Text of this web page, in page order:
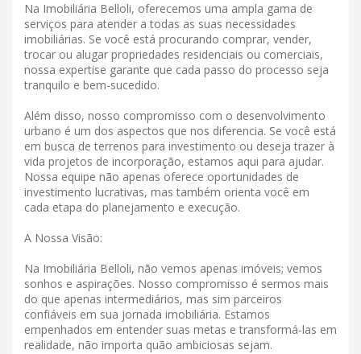
Na Imobiliária Belloli, oferecemos uma ampla gama de
serviços para atender a todas as suas necessidades
imobiliárias. Se você está procurando comprar, vender,
trocar ou alugar propriedades residenciais ou comerciais,
nossa expertise garante que cada passo do processo seja
tranquilo e bem-sucedido.
Além disso, nosso compromisso com o desenvolvimento
urbano é um dos aspectos que nos diferencia. Se você está
em busca de terrenos para investimento ou deseja trazer à
vida projetos de incorporação, estamos aqui para ajudar.
Nossa equipe não apenas oferece oportunidades de
investimento lucrativas, mas também orienta você em
cada etapa do planejamento e execução.
A Nossa Visão:
Na Imobiliária Belloli, não vemos apenas imóveis; vemos
sonhos e aspirações. Nosso compromisso é sermos mais
do que apenas intermediários, mas sim parceiros
confiáveis ​​em sua jornada imobiliária. Estamos
empenhados em entender suas metas e transformá-las em
realidade, não importa quão ambiciosas sejam.